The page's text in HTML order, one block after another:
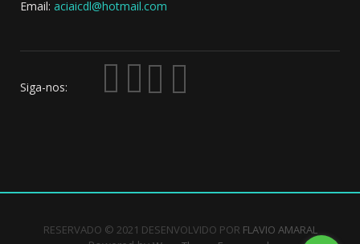
Email: aciaicdl@hotmail.com
Siga-nos:
RESERVADO © 2021 DESENVOLVIDO POR FLAVIO AMARAL